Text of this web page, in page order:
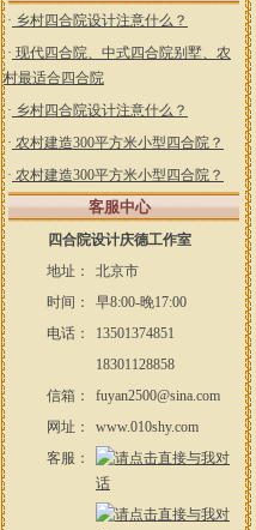
· 乡村四合院设计注意什么？
· 现代四合院、中式四合院别墅、农
村最适合四合院
· 乡村四合院设计注意什么？
· 农村建造300平方米小型四合院？
· 农村建造300平方米小型四合院？
客服中心
四合院设计庆德工作室
地址：
北京市
时间：
早8:00-晚17:00
电话：
13501374851
18301128858
信箱：
fuyan2500@sina.com
网址：
www.010shy.com
客服：